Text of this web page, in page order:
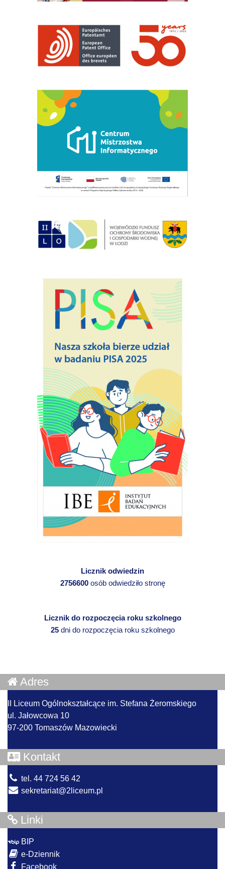
Licznik odwiedzin
2756600osób odwiedziło stronę
Licznik do rozpoczęcia roku szkolnego
25dni do rozpoczęcia roku szkolnego
Adres
II Liceum Ogólnokształcące im. Stefana Żeromskiego
ul. Jałowcowa 10
97-200 Tomaszów Mazowiecki
Kontakt
tel. 44 724 56 42
sekretariat@2liceum.pl
Linki
BIP
e-Dziennik
Facebook